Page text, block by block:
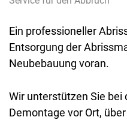
Ein professioneller
Entsorgung der
Neubebauung voran.
Wir unterstützen Sie bei
Demontage vor Ort,